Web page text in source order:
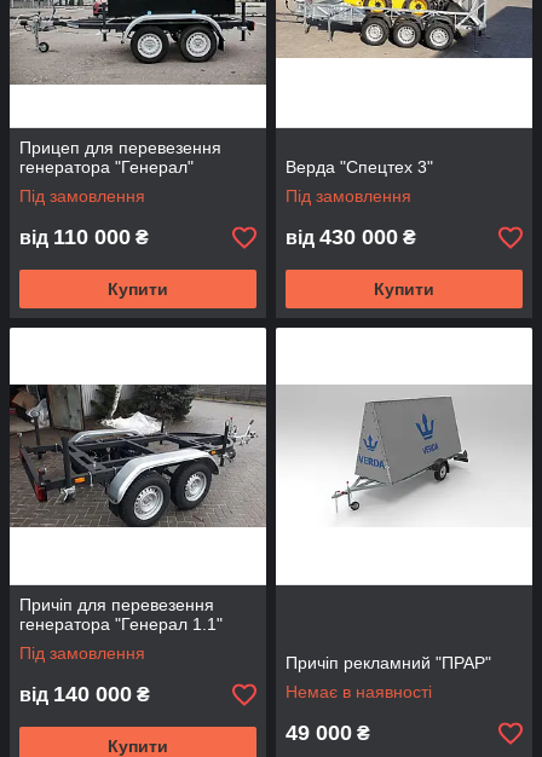
Прицеп для перевезення
генератора "Генерал"
Під замовлення
від 110 000 ₴
Купити
Верда "Спецтех 3"
Під замовлення
від 430 000 ₴
Купити
Причіп для перевезення
генератора "Генерал 1.1"
Під замовлення
від 140 000 ₴
Купити
Причіп рекламний "ПРАР"
Немає в наявності
49 000 ₴